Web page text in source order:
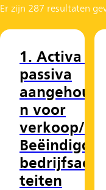
Er zijn 287 resultaten
1. Activa en
passiva
aangehoude
n voor
verkoop/
Beëindigde
bedrijfsactivi
teiten